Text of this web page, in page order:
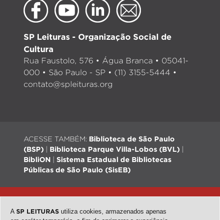
SP Leituras - Organização Social de
Cultura
Rua Faustolo, 576 • Água Branca • 05041-
000 • São Paulo - SP • (11) 3155-5444 •
contato@spleituras.org
ACESSE TAMBÉM: Biblioteca de São Paulo
(BSP)
Biblioteca Parque Villa-Lobos (BVL)
BibliON
Sistema Estadual de Bibliotecas
Públicas de São Paulo (SisEB)
QubeDesign
| Arte: Passarim db
A SP LEITURAS utiliza cookies, armazenados apenas